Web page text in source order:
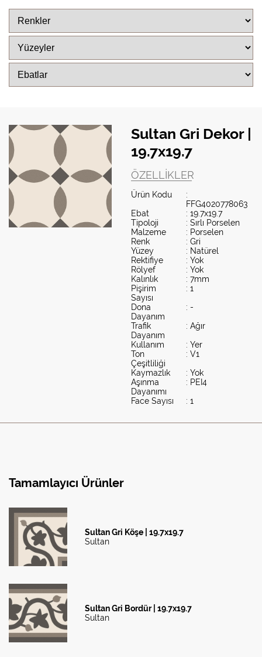
Sultan Gri Dekor |
19.7x19.7
ÖZELLIKLER
Ürün Kodu
:
FFG4020778063
Ebat
: 19.7x19.7
Tipoloji
: Sırlı Porselen
Malzeme
: Porselen
Renk
: Gri
Yüzey
: Natürel
Rektifiye
: Yok
Rölyef
: Yok
Kalınlık
: 7mm
Pişirim
Sayısı
: 1
Dona
Dayanım
: -
Trafik
Dayanım
: Ağır
Kullanım
: Yer
Ton
Çeşitliliği
: V1
Kaymazlık
: Yok
Aşınma
Dayanımı
: PEI4
Face Sayısı
: 1
Tamamlayıcı Ürünler
Sultan Gri Köşe | 19.7x19.7
Sultan
Sultan Gri Bordür | 19.7x19.7
Sultan